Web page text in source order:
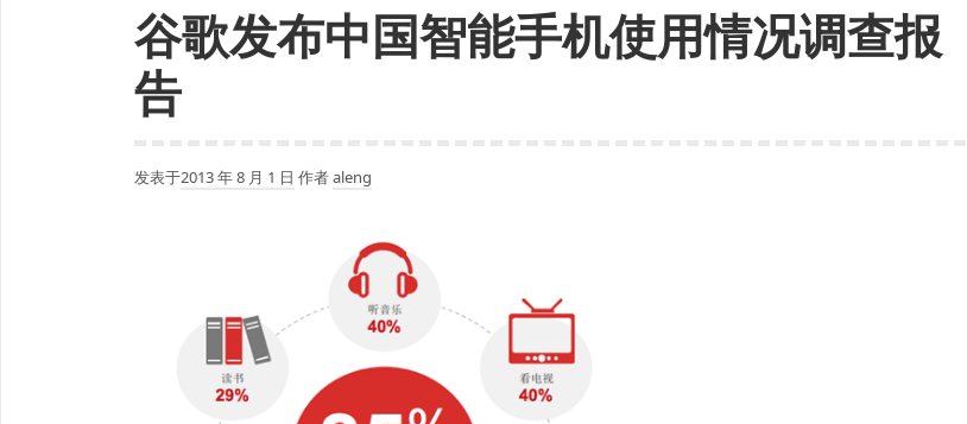
手
机
谷歌发布中国智能手机使用情况调查报
告
发表于2013 年 8 月 1 日 作者aleng